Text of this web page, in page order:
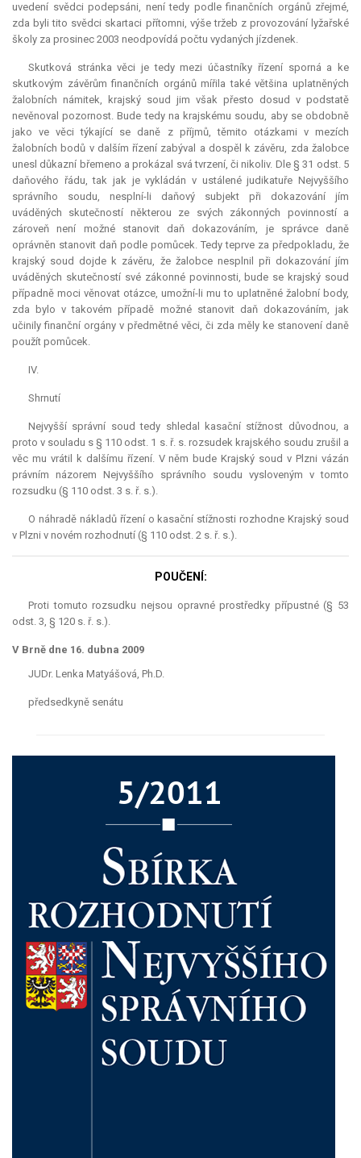
uvedení svědci podepsáni, není tedy podle finančních orgánů zřejmé,
zda byli tito svědci skartaci přítomni, výše tržeb z provozování lyžařské
školy za prosinec 2003 neodpovídá počtu vydaných jízdenek.
Skutková stránka věci je tedy mezi účastníky řízení sporná a ke
skutkovým závěrům finančních orgánů mířila také většina uplatněných
žalobních námitek, krajský soud jim však přesto dosud v podstatě
nevěnoval pozornost. Bude tedy na krajskému soudu, aby se obdobně
jako ve věci týkající se daně z příjmů, těmito otázkami v mezích
žalobních bodů v dalším řízení zabýval a dospěl k závěru, zda žalobce
unesl důkazní břemeno a prokázal svá tvrzení, či nikoliv. Dle § 31 odst. 5
daňového řádu, tak jak je vykládán v ustálené judikatuře Nejvyššího
správního soudu, nesplní-li daňový subjekt při dokazování jím
uváděných skutečností některou ze svých zákonných povinností a
zároveň není možné stanovit daň dokazováním, je správce daně
oprávněn stanovit daň podle pomůcek. Tedy teprve za předpokladu, že
krajský soud dojde k závěru, že žalobce nesplnil při dokazování jím
uváděných skutečností své zákonné povinnosti, bude se krajský soud
případně moci věnovat otázce, umožní-li mu to uplatněné žalobní body,
zda bylo v takovém případě možné stanovit daň dokazováním, jak
učinily finanční orgány v předmětné věci, či zda měly ke stanovení daně
použít pomůcek.
IV.
Shrnutí
Nejvyšší správní soud tedy shledal kasační stížnost důvodnou, a
proto v souladu s § 110 odst. 1 s. ř. s. rozsudek krajského soudu zrušil a
věc mu vrátil k dalšímu řízení. V něm bude Krajský soud v Plzni vázán
právním názorem Nejvyššího správního soudu vysloveným v tomto
rozsudku (§ 110 odst. 3 s. ř. s.).
O náhradě nákladů řízení o kasační stížnosti rozhodne Krajský soud
v Plzni v novém rozhodnutí (§ 110 odst. 2 s. ř. s.).
POUČENÍ:
Proti tomuto rozsudku nejsou opravné prostředky přípustné (§ 53
odst. 3, § 120 s. ř. s.).
V Brně dne 16. dubna 2009
JUDr. Lenka Matyášová, Ph.D.
předsedkyně senátu